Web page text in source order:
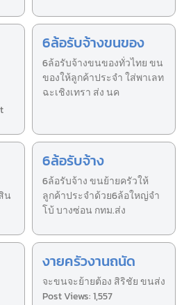
6ล้อรับจ้างขนของ
6ล้อรับจ้างขนของทั่วไทย ขน
ของให้ลูกค้าประจำ ใส่พาเลท
ฉะเชิงเทรา ส่ง นค
น
6ล้อรับจ้าง
6ล้อรับจ้าง ขนย้ายครัวให้
ลูกค้าประจำด้วย6ล้อใหญ่จำ
โบ้ บางซ่อน กทม.ส่ง
งายครัวงานถนัด
จะขนจะย้ายต้อง สิริชัย ขนส่ง
Post Views: 1,557